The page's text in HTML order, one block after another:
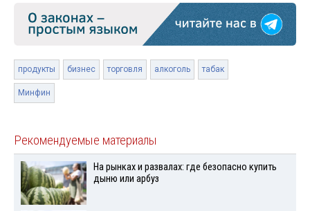
продукты бизнес торговля алкоголь табак
Минфин
Рекомендуемые материалы
На рынках и развалах: где безопасно купить
дыню или арбуз